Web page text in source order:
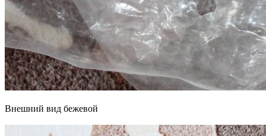
Внешний вид бежевой